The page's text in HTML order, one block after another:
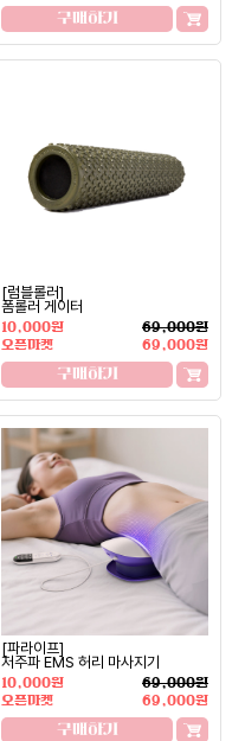
구매하기
[럼블롤러]
폼롤러 게이터
10,000원
69,000원
오픈마켓
69,000원
구매하기
[파라이프]
저주파 EMS 허리 마사지기
10,000원
69,000원
오픈마켓
69,000원
구매하기